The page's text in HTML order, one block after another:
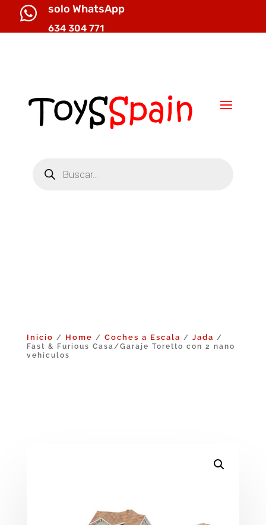
 solo WhatsApp
634 304 771
productos
Inicio / Home / Coches a Escala / Jada /
Fast & Furious Casa/Garaje Toretto con 2 nano
vehículos